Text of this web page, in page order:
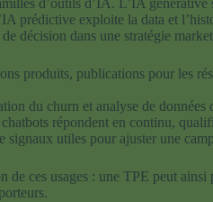
d’outils d’IA. L’IA
prédictive exploite la data et
décision dans une stratégie
produits, publications pour les
du churn et analyse de données
chatbots répondent en continu,
signaux utiles pour ajuster une
ces usages : une TPE peut